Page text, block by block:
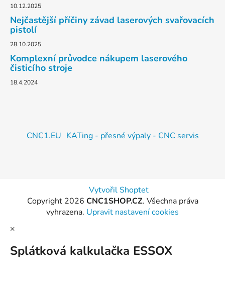
10.12.2025
Nejčastější příčiny závad laserových svařovacích
pistolí
28.10.2025
Komplexní průvodce nákupem laserového
čisticího stroje
18.4.2024
CNC1.EU KATing - přesné výpaly - CNC servis
Vytvořil Shoptet
Copyright 2026 CNC1SHOP.CZ. Všechna práva
vyhrazena. Upravit nastavení cookies
×
Splátková kalkulačka ESSOX